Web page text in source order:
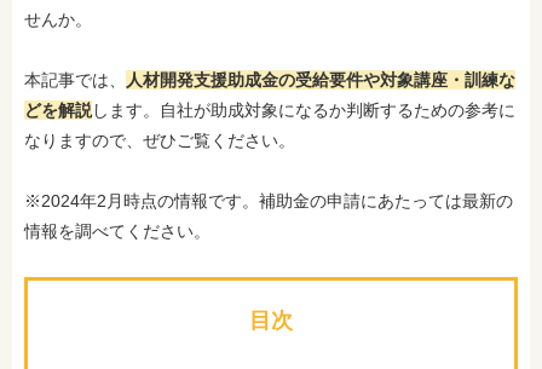
せんか。
本記事では、
人材開発支援助成金の受給要件や対象講座・訓練な
どを解説します。自社が助成対象になるか判断するための参考に
なりますので、ぜひご覧ください。
※2024年2月時点の情報です。補助金の申請にあたっては最新の
情報を調べてください。
目次